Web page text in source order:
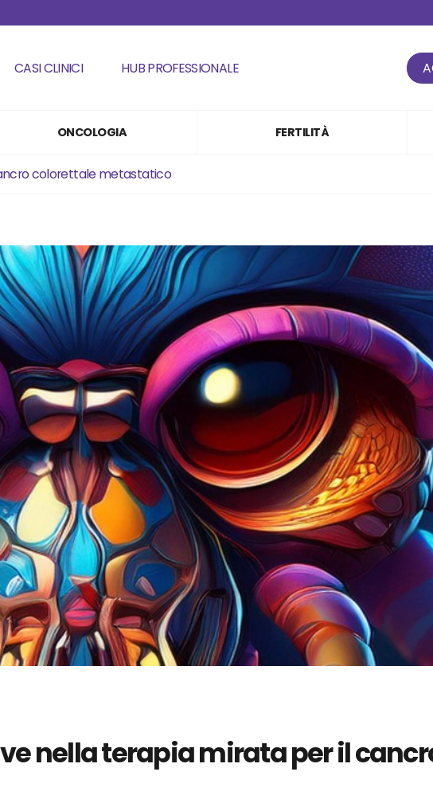
CASI CLINICI HUB PROFESSIONALE
ONCOLOGIA FERTILITÀ
colorettale metastatico
nella terapia mirata per il